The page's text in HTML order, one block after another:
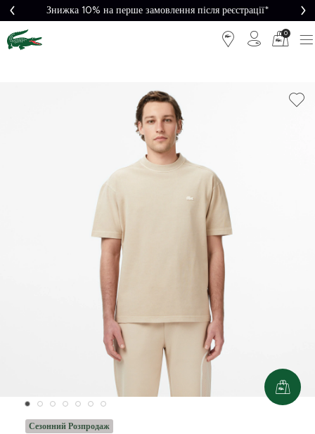
Знижка 10% на перше замовлення після реєстрації*
0
Сезонний Розпродаж
Безкоштовна
доставка від
5000₴*